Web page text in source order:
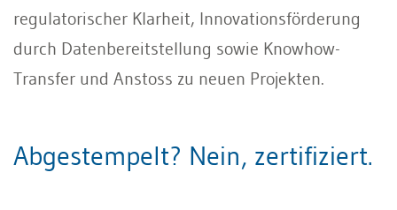
regulatorischer Klarheit, Innovationsförderung
durch Datenbereitstellung sowie Knowhow-
Transfer und Anstoss zu neuen Projekten.
Abgestempelt? Nein, zertifiziert.